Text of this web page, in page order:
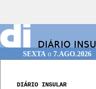
SEXTA o 7.AGO.2026
DIÁRIO INSULAR